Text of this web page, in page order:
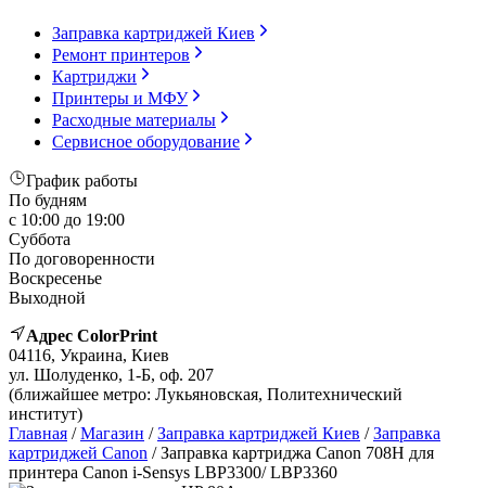
Заправка картриджей Киев
Ремонт принтеров
Картриджи
Принтеры и МФУ
Расходные материалы
Сервисное оборудование
График работы
По будням
с 10:00 до 19:00
Суббота
По договоренности
Воскресенье
Выходной
Адрес ColorPrint
04116, Украина, Киев
ул. Шолуденко, 1-Б, оф. 207
(ближайшее метро: Лукьяновская, Политехнический
институт)
Главная /Магазин /Заправка картриджей Киев /Заправка
картриджей Canon / Заправка картриджа Canon 708H для
принтера Canon i-Sensys LBP3300/ LBP3360